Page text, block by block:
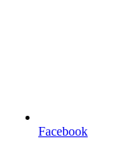
Facebook